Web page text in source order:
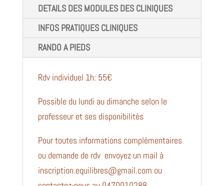
DETAILS DES MODULES DES CLINIQUES
INFOS PRATIQUES CLINIQUES
RANDO A PIEDS
Rdv individuel 1h: 55€
Possible du lundi au dimanche selon le
professeur et ses disponibilités
Pour toutes informations complémentaires
ou demande de rdv envoyez un mail à
inscription.equilibres@gmail.com ou